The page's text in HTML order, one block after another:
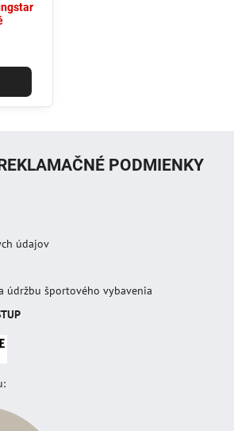
PODMIENKY
údajov
údržbu športového vybavenia